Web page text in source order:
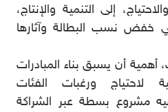
إلى التنمية والإنتاج،
نسب البطالة وآثارها
أهمية أن يسبق بناء المبادرات
لاحتياج ورغبات الفئات
مشروع بسطة عبر الشراكة